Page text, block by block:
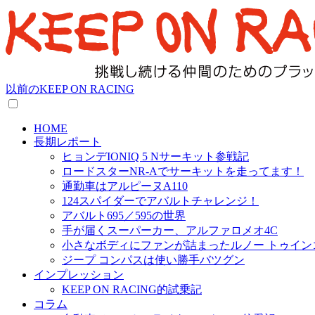
以前のKEEP ON RACING
HOME
長期レポート
ヒョンデIONIQ 5 Nサーキット参戦記
ロードスターNR-Aでサーキットを走ってます！
通勤車はアルピーヌA110
124スパイダーでアバルトチャレンジ！
アバルト695／595の世界
手が届くスーパーカー、アルファロメオ4C
小さなボディにファンが詰まったルノー トゥイン
ジープ コンパスは使い勝手バツグン
インプレッション
KEEP ON RACING的試乗記
コラム